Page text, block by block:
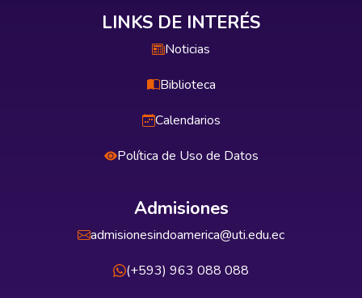
LINKS DE INTERÉS
Noticias
Biblioteca
Calendarios
Política de Uso de Datos
Admisiones
admisionesindoamerica@uti.edu.ec
(+593) 963 088 088